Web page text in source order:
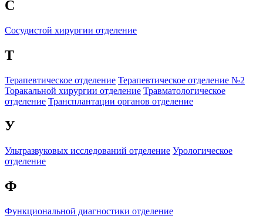
С
Сосудистой хирургии отделение
Т
Терапевтическое отделение Терапевтическое отделение №2
Торакальной хирургии отделение Травматологическое
отделение Трансплантации органов отделение
У
Ультразвуковых исследований отделение Урологическое
отделение
Ф
Функциональной диагностики отделение